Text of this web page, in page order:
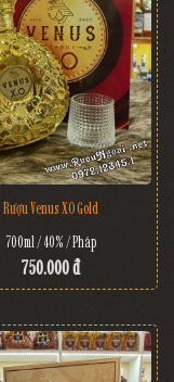
Rượu Venus XO Gold
700ml / 40% / Pháp
750.000 đ